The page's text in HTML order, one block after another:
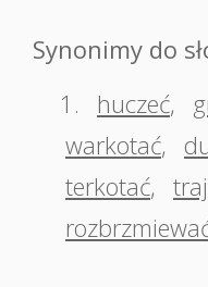
Synonimy do
1.
huczeć,
warkotać,
terkotać,